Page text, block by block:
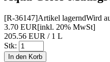
[R-36147]Artikel lagerndWird
3.70 EUR[inkl. 20% MwSt]
205.56 EUR / 1 L
Stk: